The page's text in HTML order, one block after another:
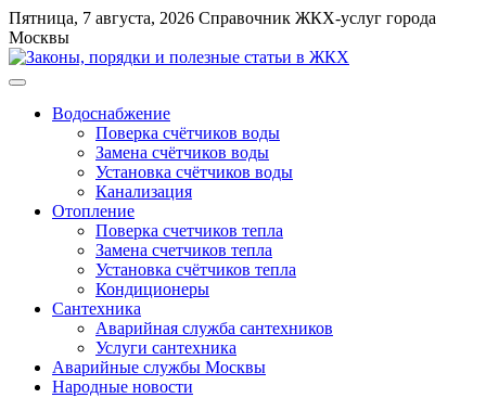
Перейти
к
содержимому
Пятница, 7 августа, 2026 Справочник ЖКХ-услуг города
Москвы
Меню
Водоснабжение
Поверка счётчиков воды
Замена счётчиков воды
Установка счётчиков воды
Канализация
Отопление
Поверка счетчиков тепла
Замена счетчиков тепла
Установка счётчиков тепла
Кондиционеры
Сантехника
Аварийная служба сантехников
Услуги сантехника
Аварийные службы Москвы
Народные новости